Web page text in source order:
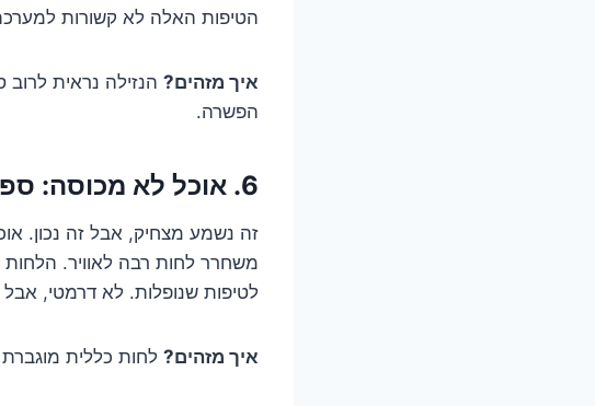
הטיפות האלה לא קשורות
איך מזהים? הנזילה נראית
הפשרה.
6. אוכל לא מכוסה: ספוג הלחות הסודי שלכם
זה נשמע מצחיק, אבל זה נכון.
משחרר לחות רבה לאוויר.
לטיפות שנופלות. לא דרמטי,
איך מזהים? לחות כללית